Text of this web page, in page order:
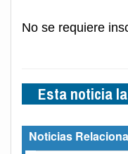
No se requiere
Esta noticia
Noticias